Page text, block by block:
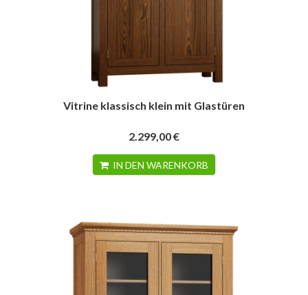
Vitrine klassisch klein mit Glastüren
2.299,00 €
IN DEN WARENKORB